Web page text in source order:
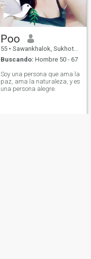
Poo
55 • Sawankhalok, Sukhothai, Tailandia
Buscando: Hombre 50 - 67
Soy una persona que ama la
paz, ama la naturaleza, y es
una persona alegre.